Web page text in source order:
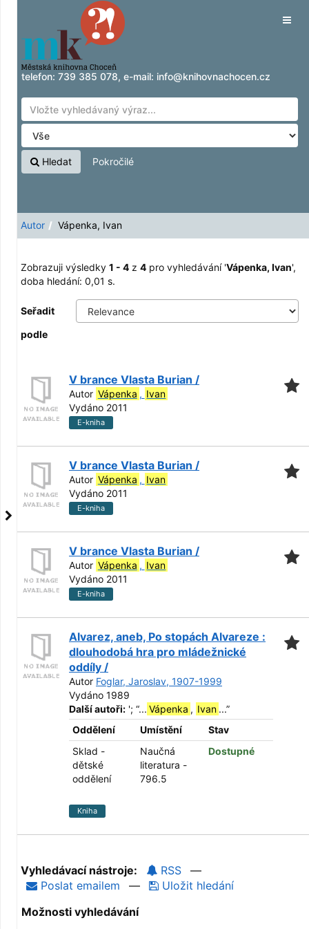
Zobrazuji výsledky1 - 4z
Přeskočit na obsah
telefon: 739 385 078, e-mail: info@knihovnachocen.cz
Hledat Pokročilé
Autor Vápenka, Ivan
Zobrazuji výsledky 1 - 4 z 4 pro vyhledávání 'Vápenka, Ivan',
doba hledání: 0,01 s.
Seřadit
podle
V brance Vlasta Burian /
Autor Vápenka , Ivan
Vydáno 2011
E-kniha
V brance Vlasta Burian /
Autor Vápenka , Ivan
Vydáno 2011
E-kniha
V brance Vlasta Burian /
Autor Vápenka , Ivan
Vydáno 2011
E-kniha
Alvarez, aneb, Po stopách Alvareze :
dlouhodobá hra pro mládežnické
oddíly /
Autor Foglar, Jaroslav, 1907-1999
Vydáno 1989
Další autoři: '; “... Vápenka , Ivan ...”
Oddělení
Umístění
Stav
Sklad -
dětské
oddělení
Naučná
literatura -
796.5
Dostupné
Kniha
Vyhledávací nástroje: RSS
—
Poslat emailem
—
Uložit hledání
Možnosti vyhledávání